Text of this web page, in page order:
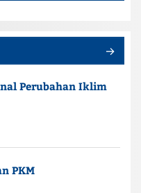
Perubahan Iklim
PKM